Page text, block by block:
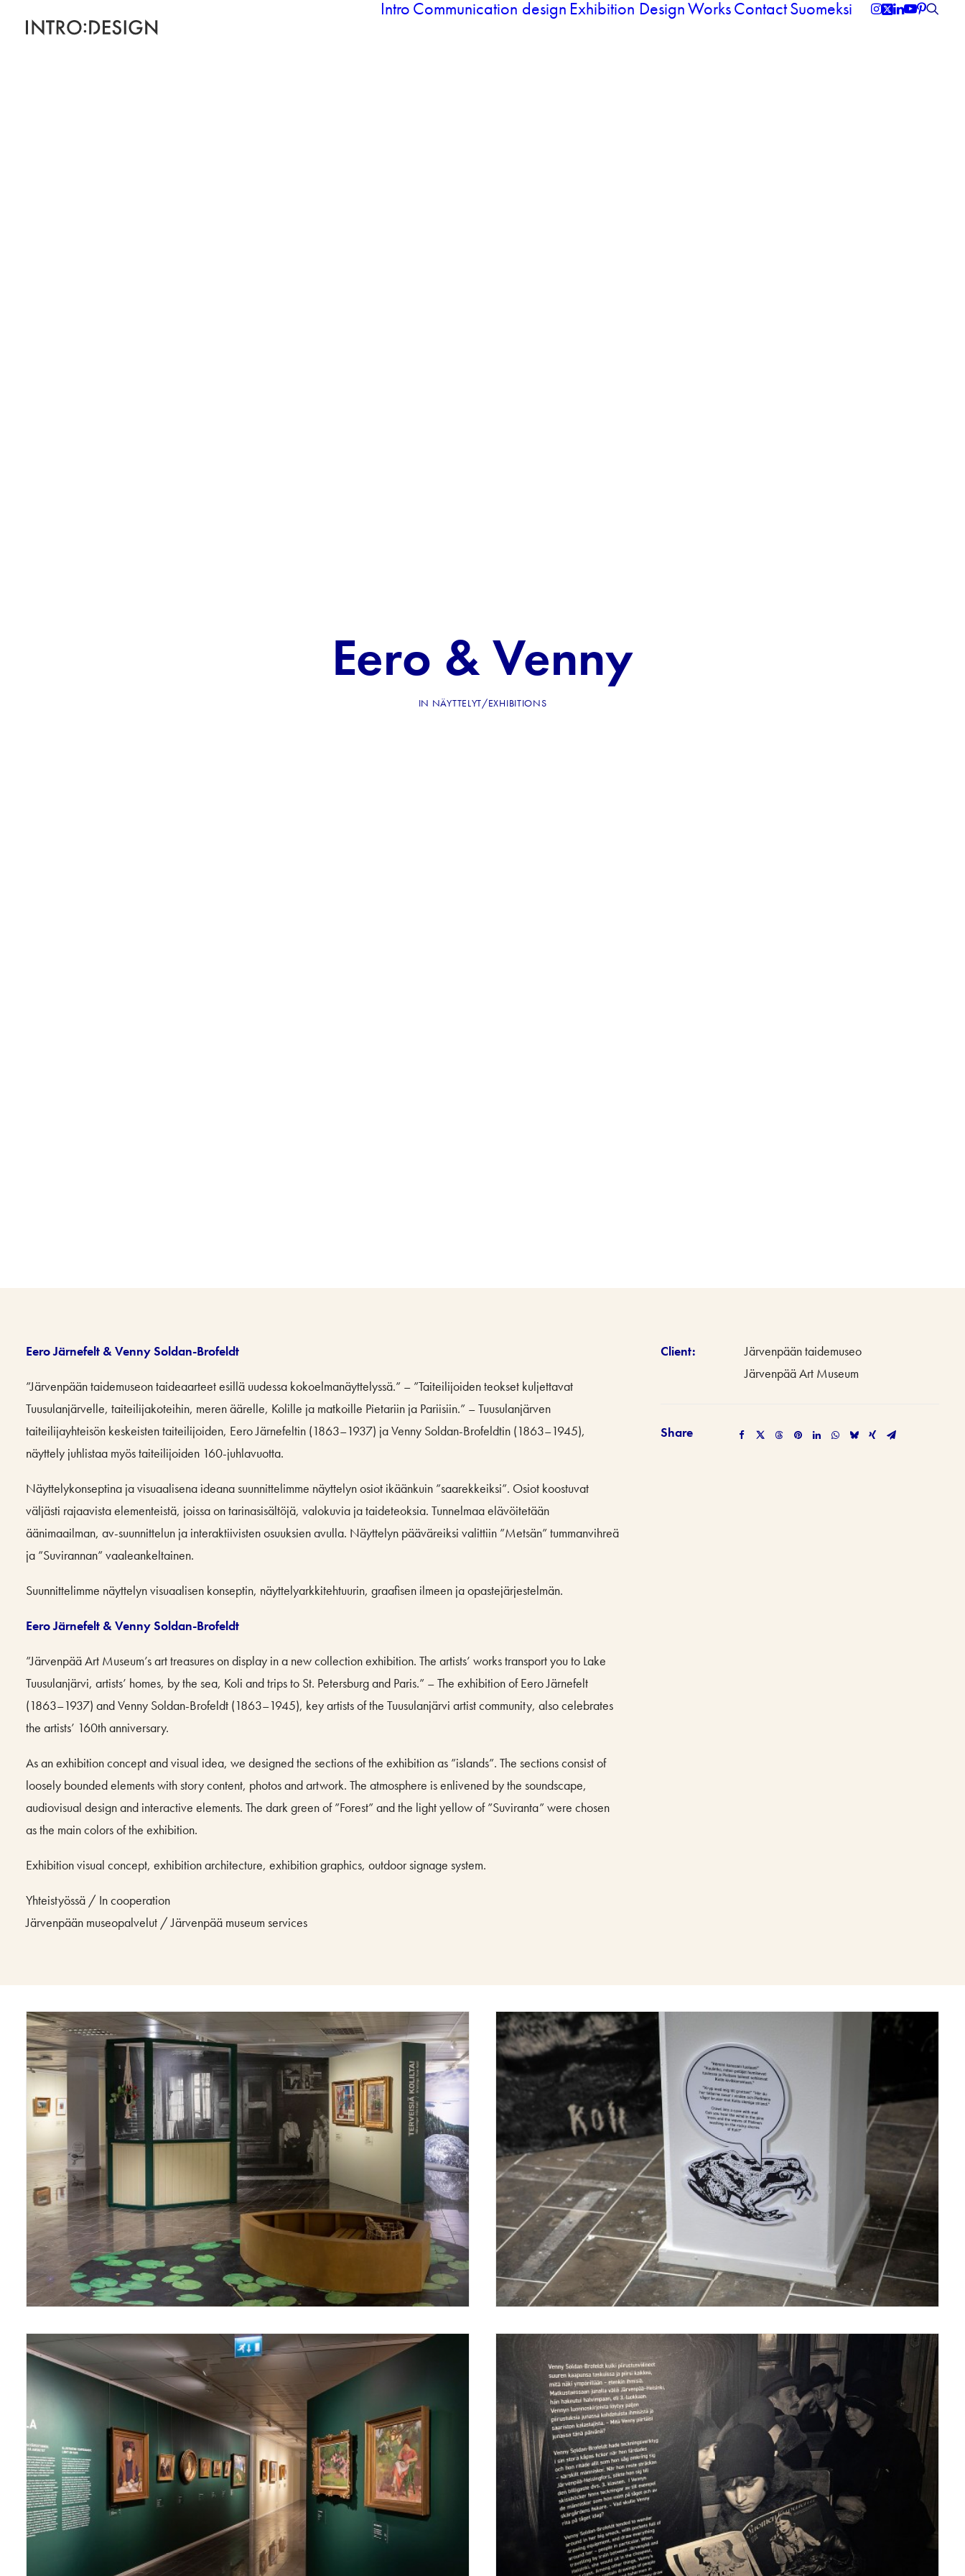
IntroCommunication design Exhibition DesignWorksContactSuomeksi
Eero & Venny
IN NÄYTTELYT/EXHIBITIONS
Eero Järnefelt & Venny Soldan-Brofeldt
”Järvenpään taidemuseon taideaarteet esillä uudessa kokoelmanäyttelyssä.” – ”Taiteilijoiden teokset kuljettavat
Tuusulanjärvelle, taiteilijakoteihin, meren äärelle, Kolille ja matkoille Pietariin ja Pariisiin.” – Tuusulanjärven
taiteilijayhteisön keskeisten taiteilijoiden, Eero Järnefeltin (1863–1937) ja Venny Soldan-Brofeldtin (1863–1945),
näyttely juhlistaa myös taiteilijoiden 160-juhlavuotta.
Näyttelykonseptina ja visuaalisena ideana suunnittelimme näyttelyn osiot ikäänkuin ”saarekkeiksi”. Osiot koostuvat
väljästi rajaavista elementeistä, joissa on tarinasisältöjä, valokuvia ja taideteoksia. Tunnelmaa elävöitetään
äänimaailman, av-suunnittelun ja interaktiivisten osuuksien avulla. Näyttelyn pääväreiksi valittiin ”Metsän” tummanvihreä
ja ”Suvirannan” vaaleankeltainen.
Suunnittelimme näyttelyn visuaalisen konseptin, näyttelyarkkitehtuurin, graafisen ilmeen ja opastejärjestelmän.
Eero Järnefelt & Venny Soldan-Brofeldt
”Järvenpää Art Museum’s art treasures on display in a new collection exhibition. The artists’ works transport you to Lake
Tuusulanjärvi, artists’ homes, by the sea, Koli and trips to St. Petersburg and Paris.” – The exhibition of Eero Järnefelt
(1863–1937) and Venny Soldan-Brofeldt (1863–1945), key artists of the Tuusulanjärvi artist community, also celebrates
the artists’ 160th anniversary.
As an exhibition concept and visual idea, we designed the sections of the exhibition as ”islands”. The sections consist of
loosely bounded elements with story content, photos and artwork. The atmosphere is enlivened by the soundscape,
audiovisual design and interactive elements. The dark green of ”Forest” and the light yellow of ”Suviranta” were chosen
as the main colors of the exhibition.
Exhibition visual concept, exhibition architecture, exhibition graphics, outdoor signage system.
Yhteistyössä / In cooperation
Järvenpään museopalvelut / Järvenpää museum services
Client:
Järvenpään taidemuseo
Järvenpää Art Museum
Share
Näyttelyt/Exhibitions Näyttelyt/Exhibitions
Näyttelyt/Exhibitions Näyttelyt/Exhibitions